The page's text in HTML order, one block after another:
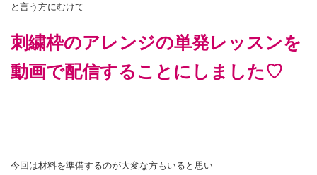
と言う方にむけて
刺繍枠のアレンジの単発レッスンを
動画で配信することにしました♡
今回は材料を準備するのが大変な方もいると思い